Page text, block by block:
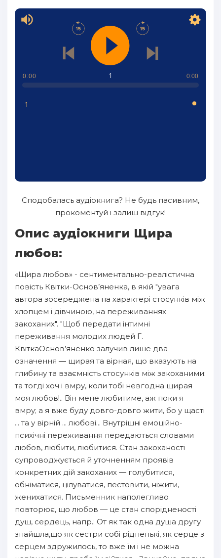
1
0:00 0:00
1
Сподобалась аудіокнига? Не будь пасивним,
прокоментуй і залиш відгук!
Опис аудіокниги Щира
любов:
«Щира любов» - сентиментально-реалістична
повість Квітки-Основ’яненка, в якій "увага
автора зосереджена на характері стосунків між
хлопцем і дівчиною, на переживаннях
закоханих". "Щоб передати інтимні
переживання молодих людей Г.
КвіткаОснов’яненко залучив лише два
означення — щирая та вірная, що вказують на
глибину та взаємність стосунків між закоханими:
та тогді хоч і вмру, коли тобі невгодна щирая
моя любов!.. Він мене любитиме, аж поки я
вмру; а я вже буду довго-довго жити, бо у щасті
... та у вірній ... любові... Внутрішні емоційно-
психічні переживання передаються словами
любов, любити, любитися. Стан закоханості
супроводжується й уточненням проявів
конкретних дій закоханих — голубитися,
обніматися, цілуватися, пестовити, ніжити,
женихатися. Письменник наполегливо
повторює, що любов — це стан спорідненості
душ, сердець, напр.: От як так одна душа другу
знайшла,що як сестри собі рідненькі, як серце з
серцем здружилось, то вже їм і не можна